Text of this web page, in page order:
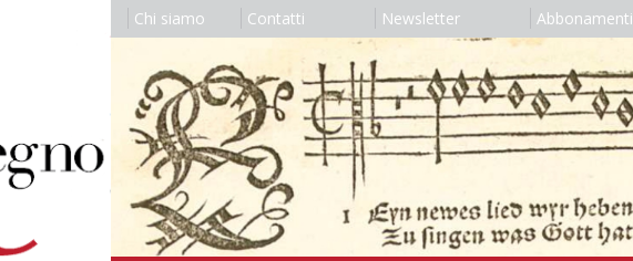
Chi siamo Contatti Newsletter Abbonamenti